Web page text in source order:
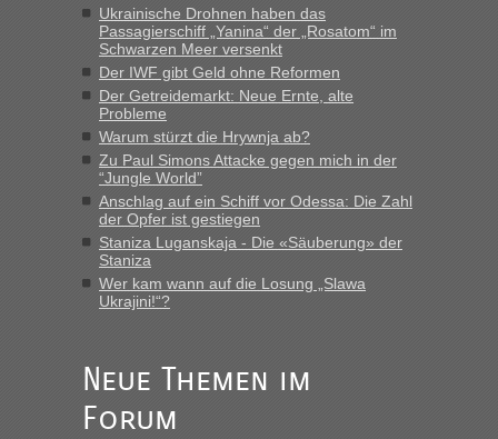
inBerichte und Reisetipps • Re: Mit dem Zug in
die Ukraine
„Man sollte aber explizit dazu schreiben, daß es ein Zug von
LeoExpress ist - und nur auf deren Webseite kann man die
Fahrkarten kaufen. Zumindest ist es die erste Umsteigefreie
Verbindung von Deutschland...“
Recht, Visa und Dokumente • Re: Deklaration
gebrauchter Kleidung beim Zoll
„Vielen Dank, mit einem Briefchen meiner Frau im Gepäck
gab es keine Probleme“
fast 11 Milliarden aufgedeckt
„Am besten wäre natürlich, wenn die Frau mit dabei ist.
Alleinreisende Männer stehen schließlich immer unter
Ukrainische Drohnen haben das
Passagierschiff „Yanina“ der „Rosatom“ im
Schwarzen Meer versenkt
Der IWF gibt Geld ohne Reformen
Der Getreidemarkt: Neue Ernte, alte
Probleme
Warum stürzt die Hrywnja ab?
Zu Paul Simons Attacke gegen mich in der
“Jungle World”
Anschlag auf ein Schiff vor Odessa: Die Zahl
der Opfer ist gestiegen
Staniza Luganskaja - Die «Säuberung» der
Staniza
Wer kam wann auf die Losung „Slawa
Ukrajini!“?
Neue Themen im
Forum